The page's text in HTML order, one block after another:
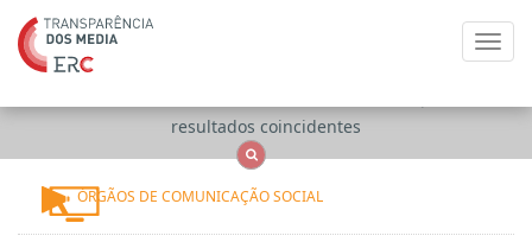
resultados coincidentes
ÓRGÃOS DE COMUNICAÇÃO SOCIAL